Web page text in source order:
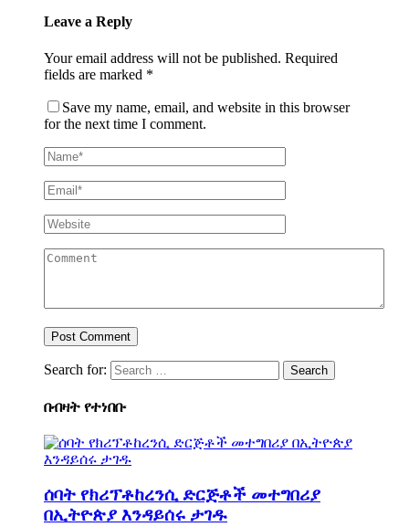
Leave a Reply
Your email address will not be published. Required
fields are marked *
Save my name, email, and website in this browser
for the next time I comment.
Search for:
በብዛት የተነበቡ
ሰባት የክሪፕቶከረንሲ ድርጅቶች መተግበሪያ
በኢትዮጵያ እንዳይሰሩ ታገዱ